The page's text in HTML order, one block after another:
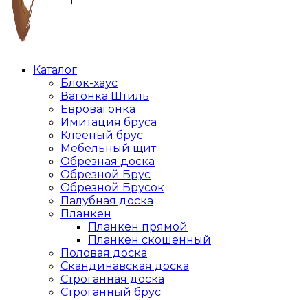
Каталог
Блок-хаус
Вагонка Штиль
Евровагонка
Имитация бруса
Клееный брус
Мебельный щит
Обрезная доска
Обрезной Брус
Обрезной Брусок
Палубная доска
Планкен
Планкен прямой
Планкен скошенный
Половая доска
Скандинавская доска
Строганная доска
Строганный брус